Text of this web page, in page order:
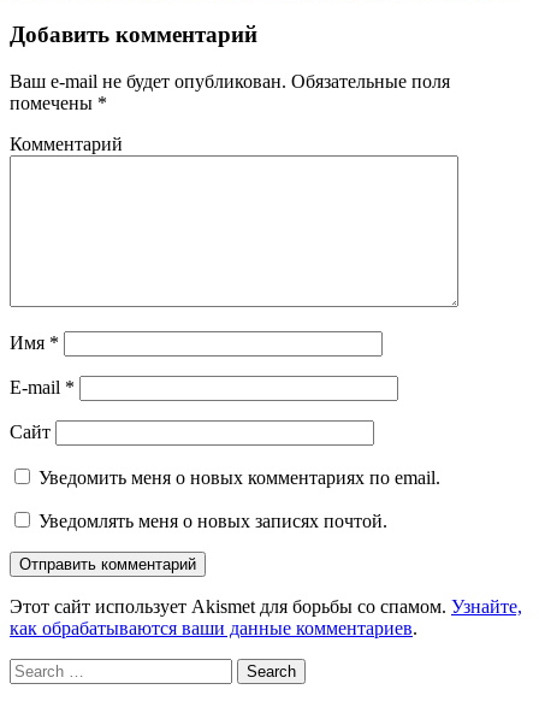
Добавить комментарий
Ваш e-mail не будет опубликован. Обязательные поля
помечены *
Комментарий
Имя *
E-mail *
Сайт
Уведомить меня о новых комментариях по email.
Уведомлять меня о новых записях почтой.
Этот сайт использует Akismet для борьбы со спамом. Узнайте,
как обрабатываются ваши данные комментариев.
Search
for: